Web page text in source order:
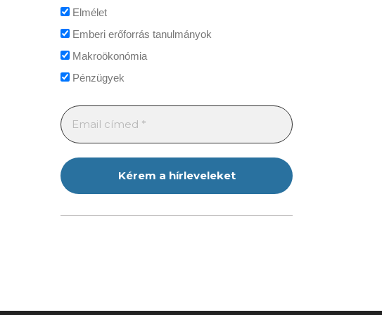
Elmélet
Emberi erőforrás tanulmányok
Makroökonómia
Pénzügyek